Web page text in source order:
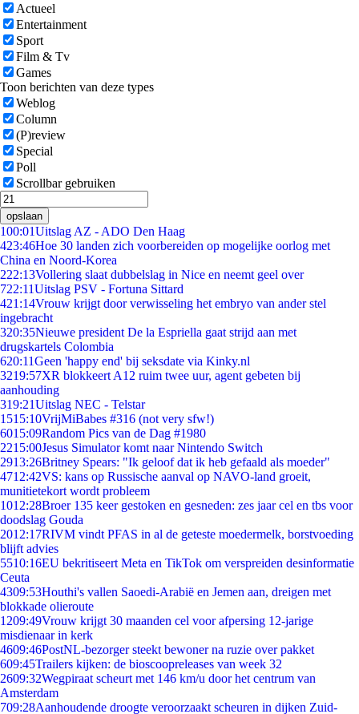
Actueel
Entertainment
Sport
Film & Tv
Games
Toon berichten van deze types
Weblog
Column
(P)review
Special
Poll
Scrollbar gebruiken
opslaan
100:01Uitslag AZ - ADO Den Haag
423:46Hoe 30 landen zich voorbereiden op mogelijke oorlog met
China en Noord-Korea
222:13Vollering slaat dubbelslag in Nice en neemt geel over
722:11Uitslag PSV - Fortuna Sittard
421:14Vrouw krijgt door verwisseling het embryo van ander stel
ingebracht
320:35Nieuwe president De la Espriella gaat strijd aan met
drugskartels Colombia
620:11Geen 'happy end' bij seksdate via Kinky.nl
3219:57XR blokkeert A12 ruim twee uur, agent gebeten bij
aanhouding
319:21Uitslag NEC - Telstar
1515:10VrijMiBabes #316 (not very sfw!)
6015:09Random Pics van de Dag #1980
2215:00Jesus Simulator komt naar Nintendo Switch
2913:26Britney Spears: "Ik geloof dat ik heb gefaald als moeder"
4712:42VS: kans op Russische aanval op NAVO-land groeit,
munitietekort wordt probleem
1012:28Broer 135 keer gestoken en gesneden: zes jaar cel en tbs voor
doodslag Gouda
2012:17RIVM vindt PFAS in al de geteste moedermelk, borstvoeding
blijft advies
5510:16EU bekritiseert Meta en TikTok om verspreiden desinformatie
Ceuta
4309:53Houthi's vallen Saoedi-Arabië en Jemen aan, dreigen met
blokkade olieroute
1209:49Vrouw krijgt 30 maanden cel voor afpersing 12-jarige
misdienaar in kerk
4609:46PostNL-bezorger steekt bewoner na ruzie over pakket
609:45Trailers kijken: de bioscoopreleases van week 32
2609:32Wegpiraat scheurt met 146 km/u door het centrum van
Amsterdam
709:28Aanhoudende droogte veroorzaakt scheuren in dijken Zuid-